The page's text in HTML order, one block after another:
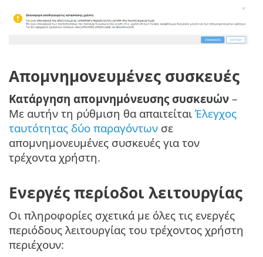
Απομνημονευμένες συσκευές
Κατάργηση απομνημόνευσης συσκευών –
Με αυτήν τη ρύθμιση θα απαιτείται Έλεγχος
ταυτότητας δύο παραγόντων σε
απομνημονευμένες συσκευές για τον
τρέχοντα χρήστη.
Ενεργές περίοδοι λειτουργίας
Οι πληροφορίες σχετικά με όλες τις ενεργές
περιόδους λειτουργίας του τρέχοντος χρήστη
περιέχουν: